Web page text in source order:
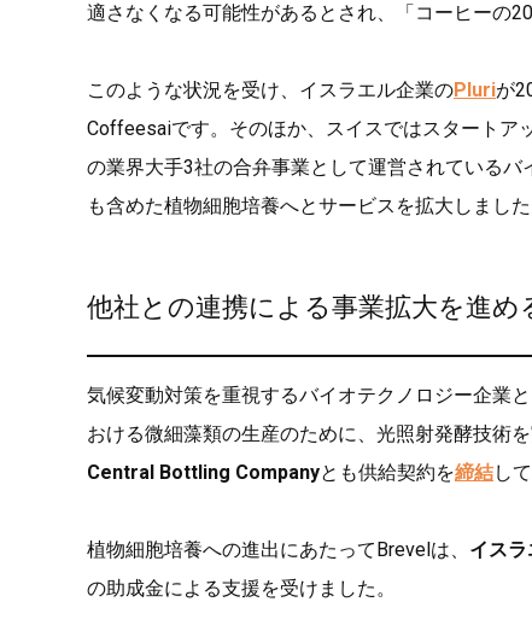
適さなくなる可能性があるとされ、「コーヒーの
このような状況を受け、イスラエル企業のPluriが
Coffeesaiです。そのほか、スイスではスタートア
の業界大手3社の合弁事業として運営されているバ
も含めた植物細胞培養へとサービスを拡大しました
他社との連携による事業拡大を進め
気候変動対策を重視するバイオテクノロジー企業
おける微細藻類の生産のために、光照射発酵技術
Central Bottling Companyとも供給契約を締結し
植物細胞培養への進出にあたってBrevelは、 イスラ
の助成金による支援を受けました。